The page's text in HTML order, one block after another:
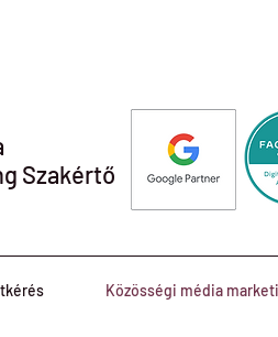
Szakértő
Közösségi média